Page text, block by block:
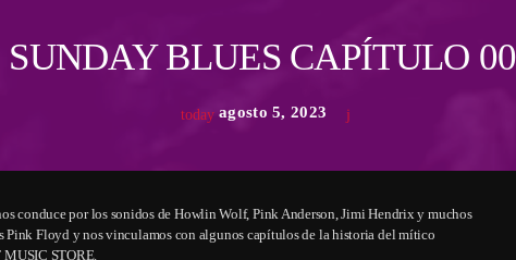
SUNDAY BLUES CAPÍTULO
today agosto 5, 2023
conduce por los sonidos de Howlin Wolf, Pink Anderson, Jimi Hendrix y muchos
Pink Floyd y nos vinculamos con algunos capítulos de la historia del mítico
STORE.